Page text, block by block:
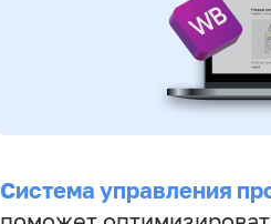
Система управления